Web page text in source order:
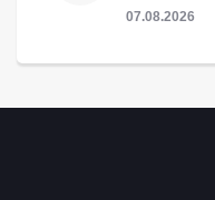
07.08.2026